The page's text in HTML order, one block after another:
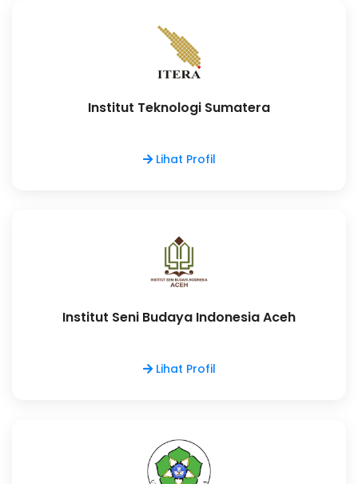
Institut Teknologi Sumatera
Lihat Profil
Institut Seni Budaya Indonesia Aceh
Lihat Profil